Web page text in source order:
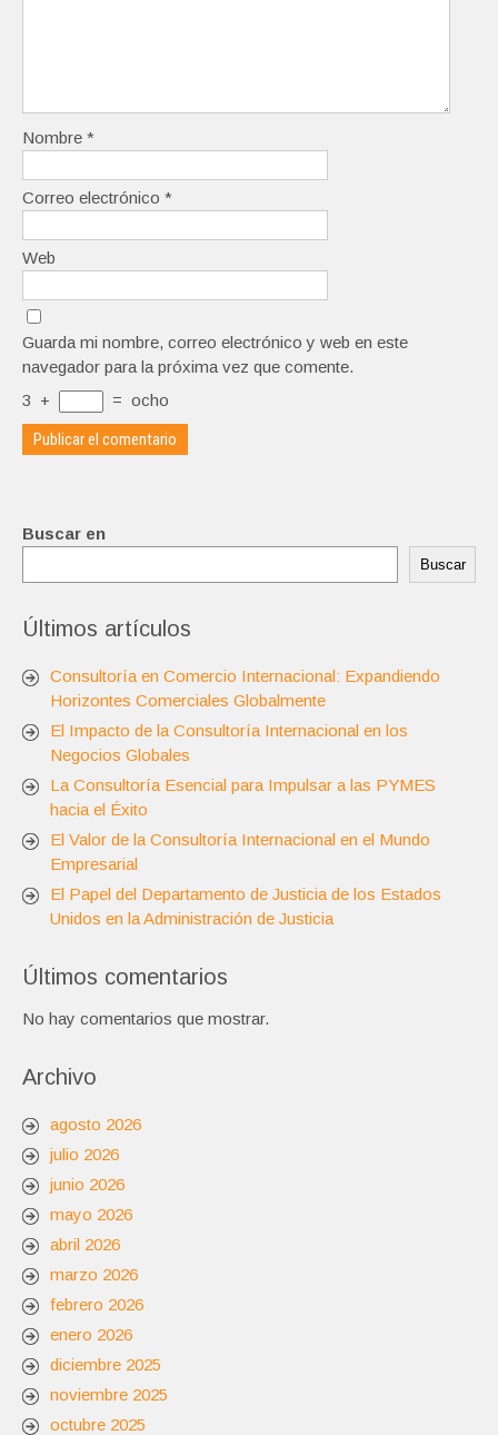
Nombre *
Correo electrónico *
Web
Guarda mi nombre, correo electrónico y web en este
navegador para la próxima vez que comente.
3 + = ocho
Buscar en
Buscar
Últimos artículos
Consultoría en Comercio Internacional: Expandiendo
Horizontes Comerciales Globalmente
El Impacto de la Consultoría Internacional en los
Negocios Globales
La Consultoría Esencial para Impulsar a las PYMES
hacia el Éxito
El Valor de la Consultoría Internacional en el Mundo
Empresarial
El Papel del Departamento de Justicia de los Estados
Unidos en la Administración de Justicia
Últimos comentarios
No hay comentarios que mostrar.
Archivo
agosto 2026
julio 2026
junio 2026
mayo 2026
abril 2026
marzo 2026
febrero 2026
enero 2026
diciembre 2025
noviembre 2025
octubre 2025